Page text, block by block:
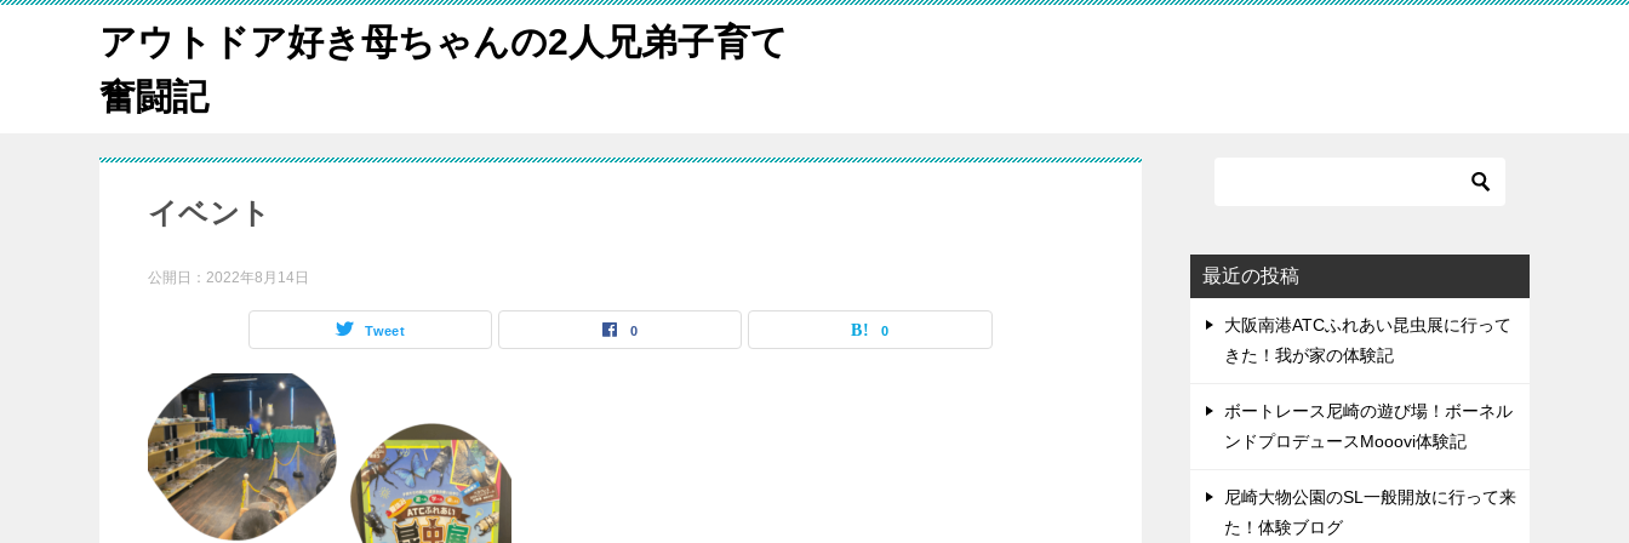
アウトドア好き母ちゃんの2人兄弟子育て
奮闘記
イベント
公開日： 2022年8月14日
Tweet 0 0
最近の投稿
大阪南港ATCふれあい昆虫展に行って
きた！我が家の体験記
ボートレース尼崎の遊び場！ボーネル
ンドプロデュースMooovi体験記
尼崎大物公園のSL一般開放に行って来
た！体験ブログ